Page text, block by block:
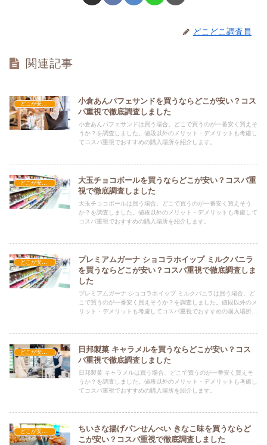
どこどこ調査員
関連記事
どこが安い？-お菓子・スイーツ・アイス
小倉あんパフェサンドを買うならどこが安い？コス
パ重視で徹底調査しました
小倉あんパフェサンドは買う場合、どこで買うのが一番安く買えそ
うか？を調査しました。値段以外のメリット・デメリットも考慮し
てコスパ重視でおすすめの購入場所を紹介します。
どこが安い？-お菓子・スイーツ・アイス
大玉チョコボールを買うならどこが安い？コスパ重
視で徹底調査しました
大玉チョコボールは買う場合、どこで買うのが一番安く買えそう
か？を調査しました。値段以外のメリット・デメリットも考慮して
コスパ重視でおすすめの購入場所を紹介します。
どこが安い？-お菓子・スイーツ・アイス
プレミアムガーナ ショコラホイップ ミルクバニラ
を買うならどこが安い？コスパ重視で徹底調査しま
した
プレミアムガーナ ショコラホイップ ミルクバニラは買う場合、ど
こで買うのが一番安く買えそうか？を調査しました。値段以外のメ
リット・デメリットも考慮してコスパ重視でおすすめの購入場所を
どこが安い？-お菓子・スイーツ・アイス
日邦製菓 キャラメルを買うならどこが安い？コス
パ重視で徹底調査しました
日邦製菓 キャラメルは買う場合、どこで買うのが一番安く買えそ
うか？を調査しました。値段以外のメリット・デメリットも考慮し
てコスパ重視でおすすめの購入場所を紹介します。
ちいさな揚げパンせんべい きなこ味を買うならど
こが安い？コスパ重視で徹底調査しました